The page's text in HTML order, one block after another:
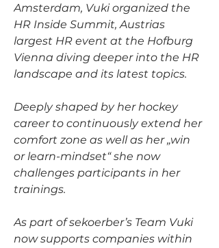
Amsterdam, Vuki organized the
HR Inside Summit, Austrias
largest HR event at the Hofburg
Vienna diving deeper into the HR
landscape and its latest topics.
Deeply shaped by her hockey
career to continuously extend her
comfort zone as well as her „win
or learn-mindset“ she now
challenges participants in her
trainings.
As part of sekoerber’s Team Vuki
now supports companies within